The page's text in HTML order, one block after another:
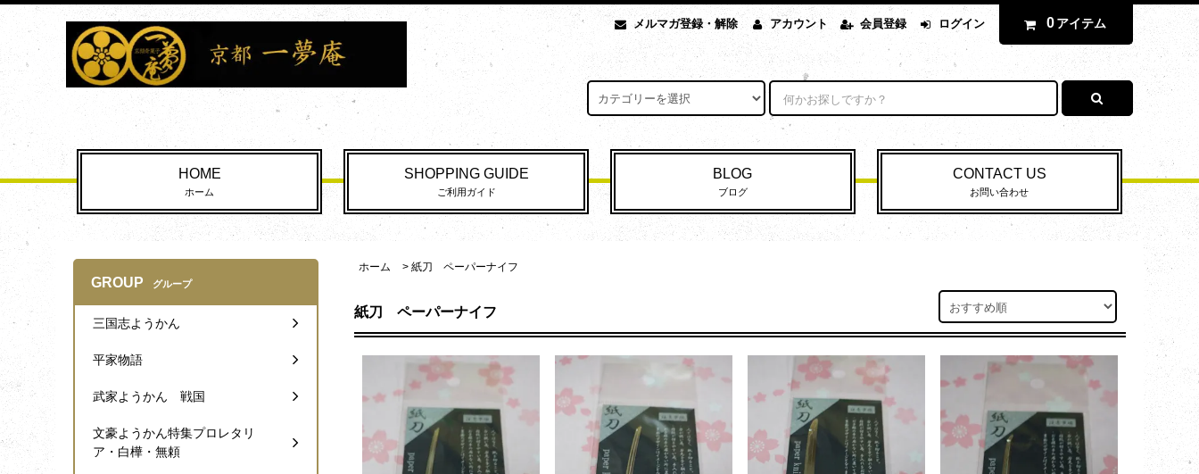
メルマガ登録・解除 アカウント 会員登録 ログイン 0 アイテム
HOME
ホーム
SHOPPING GUIDE
ご利用ガイド
BLOG
ブログ
CONTACT US
お問い合わせ
ホーム > 紙刀 ペーパーナイフ
紙刀 ペーパーナイフ
GROUP グループ
三国志ようかん
平家物語
武家ようかん 戦国
文豪ようかん特集プロレタリ
ア・白樺・無頼